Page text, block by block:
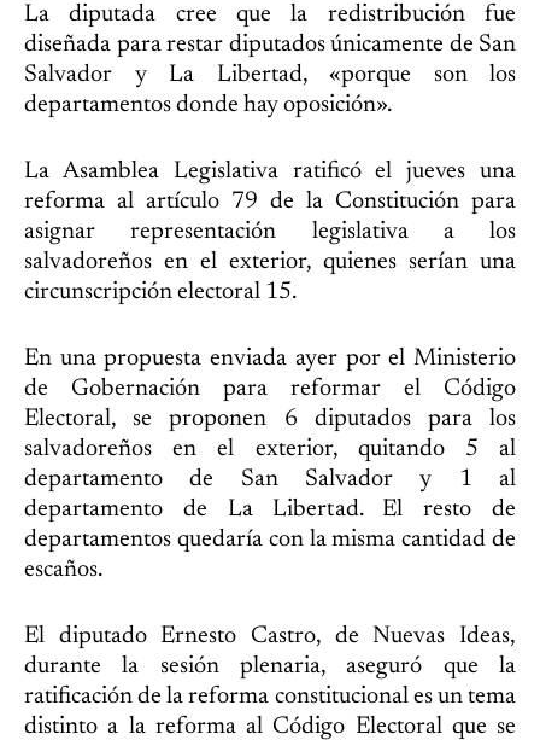
La diputada cree que la redistribución fue
diseñada para restar diputados únicamente de San
Salvador y La Libertad, «porque son los
departamentos donde hay oposición».
La Asamblea Legislativa ratificó el jueves una
reforma al artículo 79 de la Constitución para
asignar representación legislativa a los
salvadoreños en el exterior, quienes serían una
circunscripción electoral 15.
En una propuesta enviada ayer por el Ministerio
de Gobernación para reformar el Código
Electoral, se proponen 6 diputados para los
salvadoreños en el exterior, quitando 5 al
departamento de San Salvador y 1 al
departamento de La Libertad. El resto de
departamentos quedaría con la misma cantidad de
escaños.
El diputado Ernesto Castro, de Nuevas Ideas,
durante la sesión plenaria, aseguró que la
ratificación de la reforma constitucional es un tema
distinto a la reforma al Código Electoral que se